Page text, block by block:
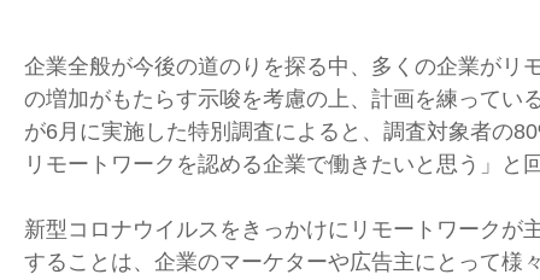
企業全般が今後の道のりを探る中、多くの企業がリ
の増加がもたらす示唆を考慮の上、計画を練ってい
が6月に実施した特別調査によると、調査対象者の
リモートワークを認める企業で働きたいと思う」と
新型コロナウイルスをきっかけにリモートワークが
することは、企業のマーケターや広告主にとって様